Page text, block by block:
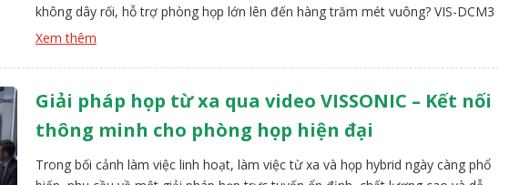
không dây rối, hỗ trợ phòng họp lớn lên đến hàng trăm mét vuông? VIS-DCM3
Ceiling Array Microphone của VISSONIC chính là câu trả lời hoàn hảo. Với thiết
Xem thêm
Giải pháp họp từ xa qua video VISSONIC – Kết nối
thông minh cho phòng họp hiện đại
Trong bối cảnh làm việc linh hoạt, làm việc từ xa và họp hybrid ngày càng phổ